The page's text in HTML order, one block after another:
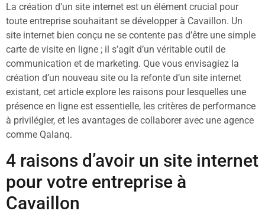
La création d’un site internet est un élément crucial pour
toute entreprise souhaitant se développer à Cavaillon. Un
site internet bien conçu ne se contente pas d’être une simple
carte de visite en ligne ; il s’agit d’un véritable outil de
communication et de marketing. Que vous envisagiez la
création d’un nouveau site ou la refonte d’un site internet
existant, cet article explore les raisons pour lesquelles une
présence en ligne est essentielle, les critères de performance
à privilégier, et les avantages de collaborer avec une agence
comme Qalanq.
4 raisons d’avoir un site internet
pour votre entreprise à
Cavaillon